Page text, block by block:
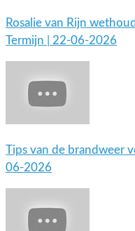
Rosalie van Rijn
Termijn | 22-06-2026
Tips van de brandweer
06-2026